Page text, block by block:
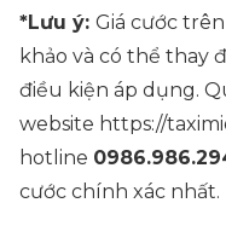
*Lưu ý: Giá cước
khảo và có thể thay
điều kiện áp dụng.
website https://
hotline
cước chính xác nhất.